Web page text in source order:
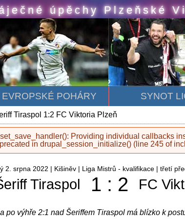
úpěchy Plzeňské
EVROPSKÉ POHÁRY SYNOT
Tiraspol 1:2 FC Viktoria Plzeň
Providing individual callbacks
in drupal_session_initialize() (line 245 of
FC Viktoria Plzeň
2. srpna 2022 | Kišiněv | Liga Mistrů - kvalifikace | třetí
Tiraspol 1 : 2 FC
po výhře 2:1 nad Šeriffem Tiraspol má blízko k